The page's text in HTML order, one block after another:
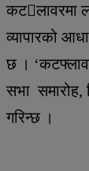
कटलावरमा
व्यापारको
छ ।
सभा समारोह,
गरिन्छ ।